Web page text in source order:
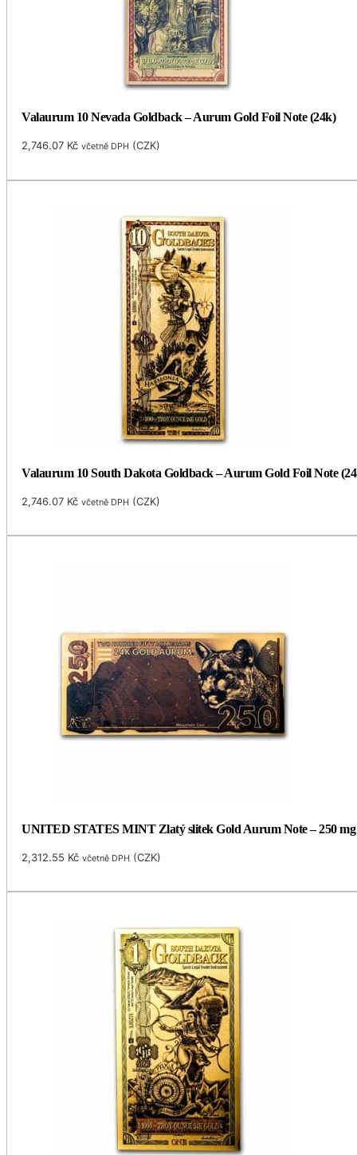
Valaurum 10 Nevada Goldback – Aurum Gold Foil Note (24k)
2,746.07 Kč včetně DPH (CZK)
Valaurum 10 South Dakota Goldback – Aurum Gold Foil Note
2,746.07 Kč včetně DPH (CZK)
UNITED STATES MINT Zlatý slitek Gold Aurum Note – 250
2,312.55 Kč včetně DPH (CZK)